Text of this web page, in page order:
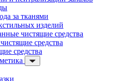
за тканями
изделий
чистящие средства
средства
средства